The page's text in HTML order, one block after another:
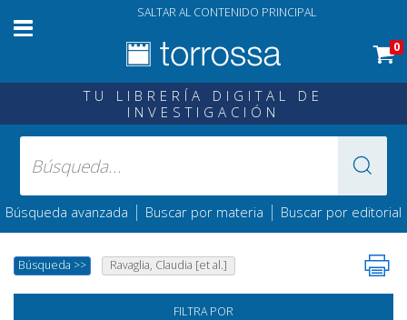
SALTAR AL CONTENIDO PRINCIPAL
0
TU LIBRERÍA DIGITAL DE
INVESTIGACIÓN
Búsqueda avanzada | Buscar por materia | Buscar por editorial
Búsqueda >> Ravaglia, Claudia [et al.]
FILTRA POR